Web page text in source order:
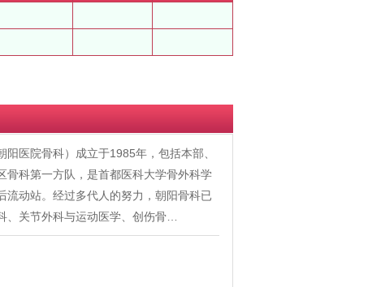
医院骨科）成立于1985年，包括本部、
骨科第一方队，是首都医科大学骨外科学
流动站。经过多代人的努力，朝阳骨科已
、关节外科与运动医学、创伤骨…